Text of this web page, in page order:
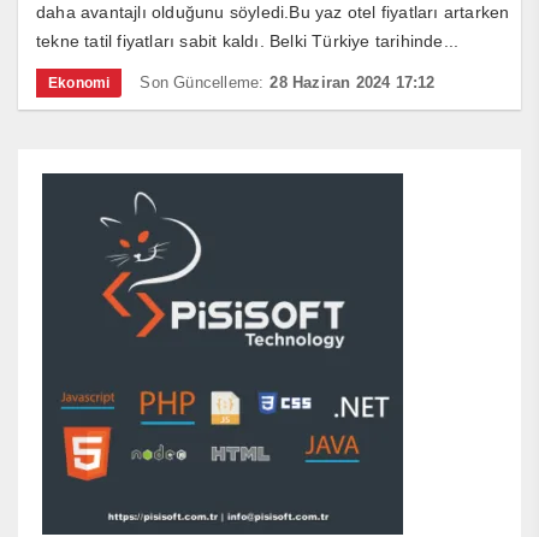
daha avantajlı olduğunu söyledi.Bu yaz otel fiyatları artarken
tekne tatil fiyatları sabit kaldı. Belki Türkiye tarihinde...
Ekonomi Son Güncelleme: 28 Haziran 2024 17:12